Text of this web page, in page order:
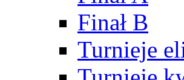
Finał B
Turnieje